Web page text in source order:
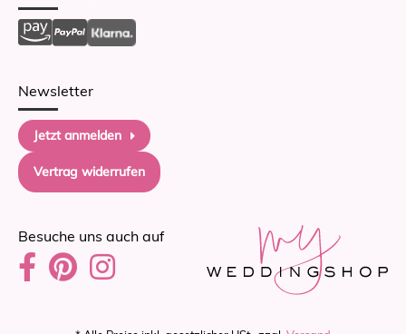
Newsletter
Jetzt anmelden
Vertrag widerrufen
Besuche uns auch auf